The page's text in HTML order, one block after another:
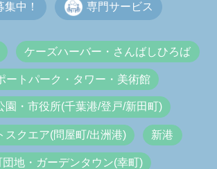
集中！ 専門サービス
ケーズハーバー・さんばしひろば
ートパーク・タワー・美術館
園・市役所(千葉港/登戸/新田町)
スクエア(問屋町/出洲港) 新港
団地・ガーデンタウン(幸町)